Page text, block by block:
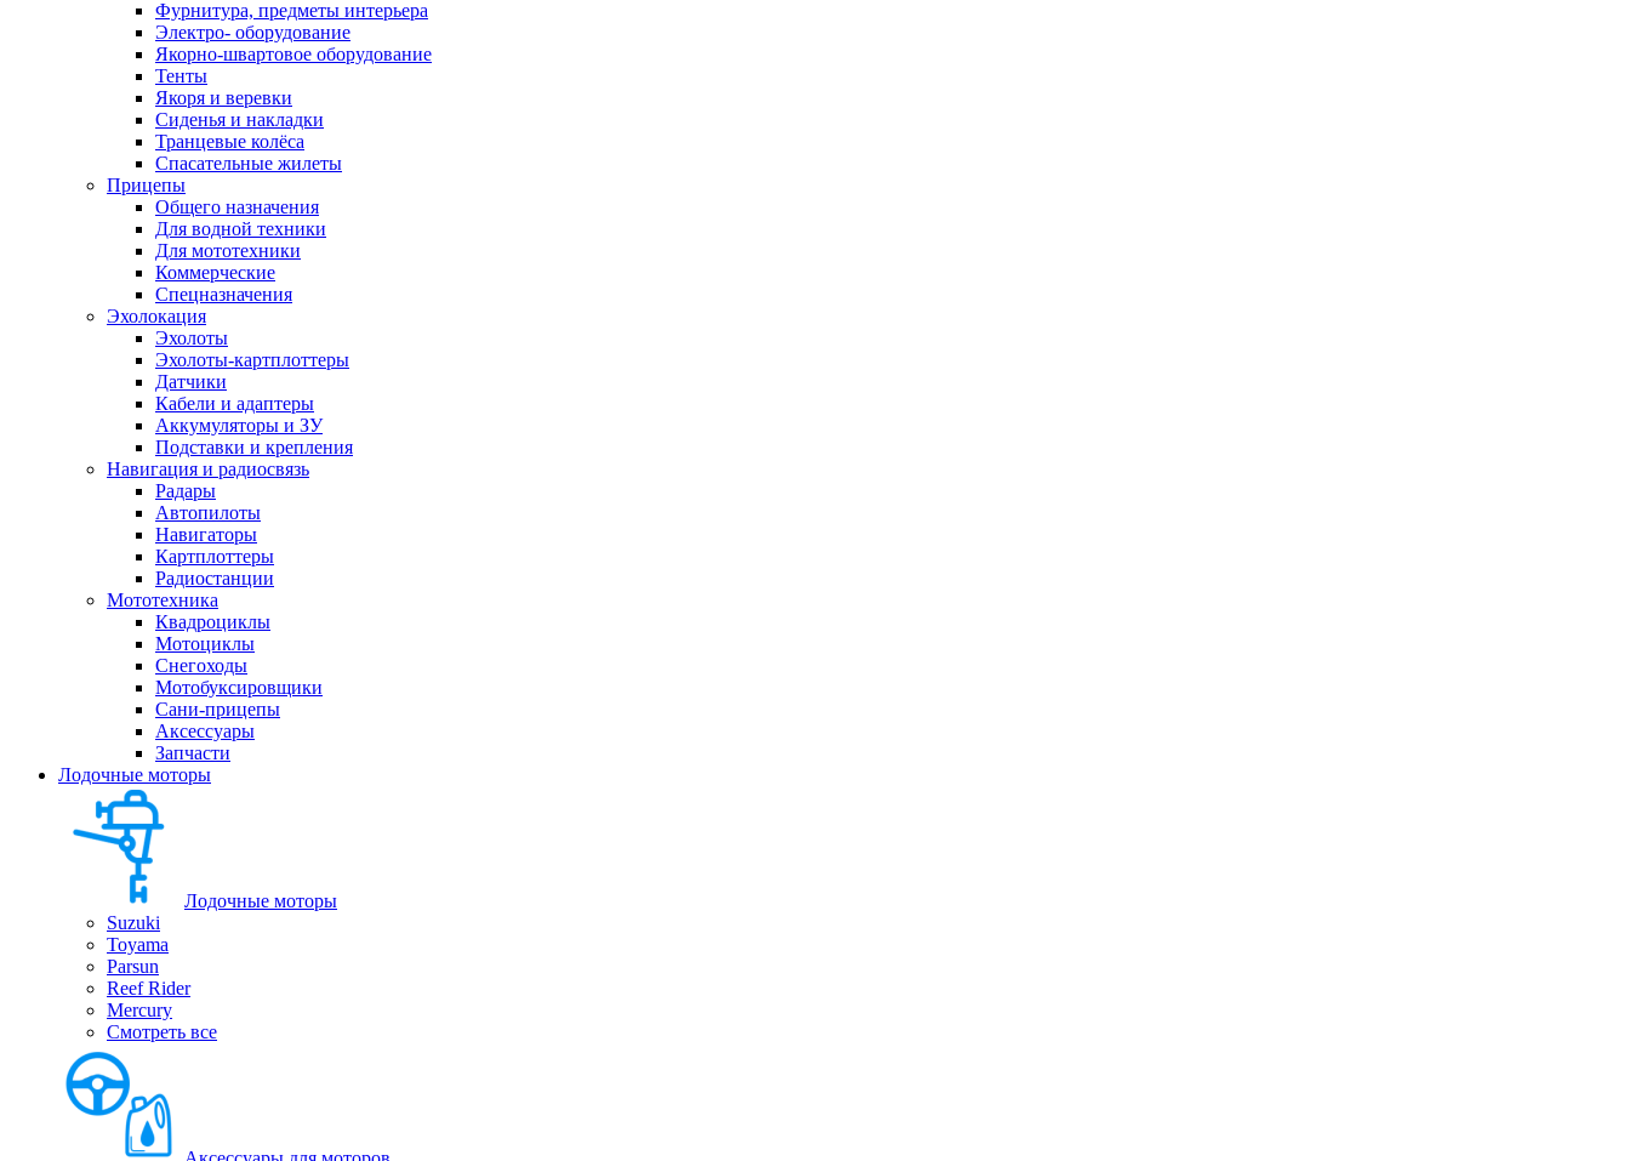
Фурнитура, предметы интерьера
Электро- оборудование
Якорно-швартовое оборудование
Тенты
Якоря и веревки
Сиденья и накладки
Транцевые колёса
Спасательные жилеты
Прицепы
Общего назначения
Для водной техники
Для мототехники
Коммерческие
Спецназначения
Эхолокация
Эхолоты
Эхолоты-картплоттеры
Датчики
Кабели и адаптеры
Аккумуляторы и ЗУ
Подставки и крепления
Навигация и радиосвязь
Радары
Автопилоты
Навигаторы
Картплоттеры
Радиостанции
Мототехника
Квадроциклы
Мотоциклы
Снегоходы
Мотобуксировщики
Сани-прицепы
Аксессуары
Запчасти
Лодочные моторы
Лодочные моторы
Suzuki
Toyama
Parsun
Reef Rider
Mercury
Смотреть все